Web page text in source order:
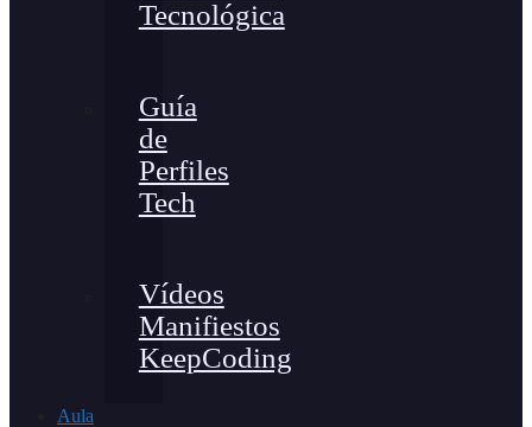
Tecnológica
Guía
de
Perfiles
Tech
Vídeos
Manifiestos
KeepCoding
Aula